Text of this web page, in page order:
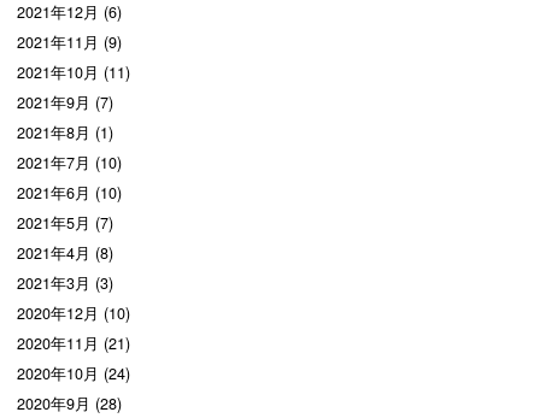
2021年12月 (6)
2021年11月 (9)
2021年10月 (11)
2021年9月 (7)
2021年8月 (1)
2021年7月 (10)
2021年6月 (10)
2021年5月 (7)
2021年4月 (8)
2021年3月 (3)
2020年12月 (10)
2020年11月 (21)
2020年10月 (24)
2020年9月 (28)